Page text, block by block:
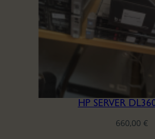
HP SERVER
660,00 €